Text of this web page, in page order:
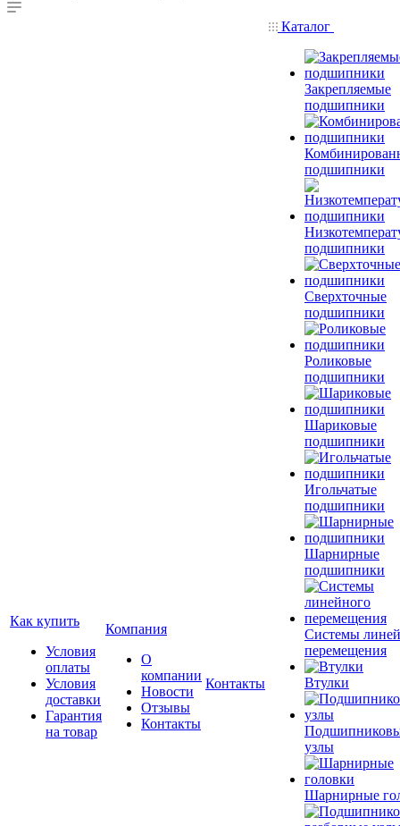
Как купить
Условия
оплаты
Условия
доставки
Гарантия
на товар
Компания
О
компании
Новости
Отзывы
Контакты
Контакты
Каталог
Закрепляемые
подшипники
подшипники
подшипники
Сверхточные
подшипники
Роликовые
подшипники
Шариковые
подшипники
Игольчатые
подшипники
Шарнирные
подшипники
Системы
перемещения
Втулки
узлы
Шарнирные